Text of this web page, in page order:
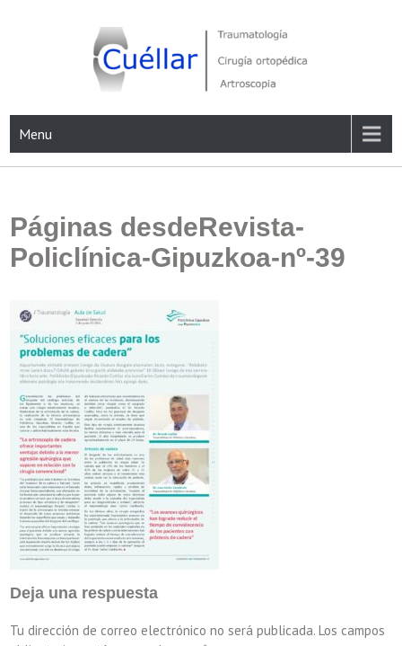
Menu
Páginas desdeRevista-
Policlínica-Gipuzkoa-nº-39
Deja una respuesta
Tu dirección de correo electrónico no será publicada. Los campos